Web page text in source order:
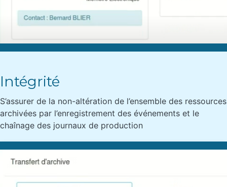
Intégrité
S’assurer de la non-altération de l’ensemble des ressources
archivées par l’enregistrement des événements et le
chaînage des journaux de production